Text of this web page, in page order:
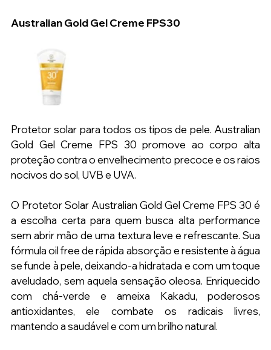
Australian Gold Gel Creme FPS30
Protetor solar para todos os tipos de pele. Australian
Gold Gel Creme FPS 30 promove ao corpo alta
proteção contra o envelhecimento precoce e os raios
nocivos do sol, UVB e UVA.
O Protetor Solar Australian Gold Gel Creme FPS 30 é
a escolha certa para quem busca alta performance
sem abrir mão de uma textura leve e refrescante. Sua
fórmula oil free de rápida absorção e resistente à água
se funde à pele, deixando-a hidratada e com um toque
aveludado, sem aquela sensação oleosa. Enriquecido
com chá-verde e ameixa Kakadu, poderosos
antioxidantes, ele combate os radicais livres,
mantendo a saudável e com um brilho natural.